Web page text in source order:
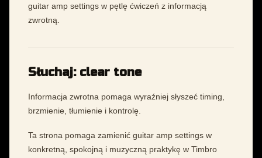
guitar amp settings w pętlę ćwiczeń z informacją
zwrotną.
Słuchaj: clear tone
Informacja zwrotna pomaga wyraźniej słyszeć timing,
brzmienie, tłumienie i kontrolę.
Ta strona pomaga zamienić guitar amp settings w
konkretną, spokojną i muzyczną praktykę w Timbro